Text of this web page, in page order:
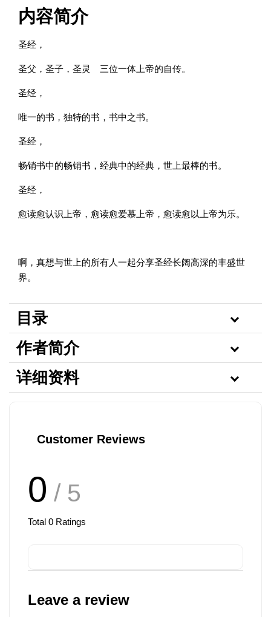
内容简介
圣经，
圣父，圣子，圣灵 三位一体上帝的自传。
圣经，
唯一的书，独特的书，书中之书。
圣经，
畅销书中的畅销书，经典中的经典，世上最棒的书。
圣经，
愈读愈认识上帝，愈读愈爱慕上帝，愈读愈以上帝为乐。
啊，真想与世上的所有人一起分享圣经长阔高深的丰盛世
界。
目录
作者简介
详细资料
Customer Reviews
0 / 5
Total 0 Ratings
Leave a review